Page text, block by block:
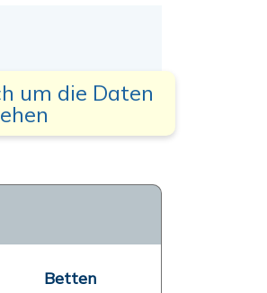
um die Daten
Betten